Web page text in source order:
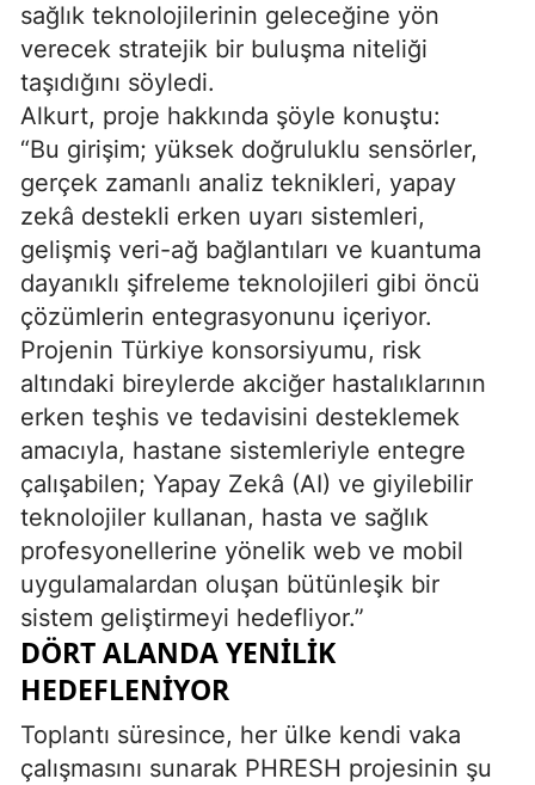
sağlık teknolojilerinin geleceğine yön
verecek stratejik bir buluşma niteliği
taşıdığını söyledi.
Alkurt, proje hakkında şöyle konuştu:
“Bu girişim; yüksek doğruluklu sensörler,
gerçek zamanlı analiz teknikleri, yapay
zekâ destekli erken uyarı sistemleri,
gelişmiş veri-ağ bağlantıları ve kuantuma
dayanıklı şifreleme teknolojileri gibi öncü
çözümlerin entegrasyonunu içeriyor.
Projenin Türkiye konsorsiyumu, risk
altındaki bireylerde akciğer hastalıklarının
erken teşhis ve tedavisini desteklemek
amacıyla, hastane sistemleriyle entegre
çalışabilen; Yapay Zekâ (AI) ve giyilebilir
teknolojiler kullanan, hasta ve sağlık
profesyonellerine yönelik web ve mobil
uygulamalardan oluşan bütünleşik bir
sistem geliştirmeyi hedefliyor.”
DÖRT ALANDA YENİLİK
HEDEFLENİYOR
Toplantı süresince, her ülke kendi vaka
çalışmasını sunarak PHRESH projesinin şu